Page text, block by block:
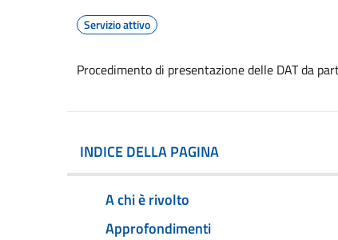
Servizio attivo
Procedimento di presentazione delle DAT da
INDICE DELLA PAGINA
A chi è rivolto
Approfondimenti